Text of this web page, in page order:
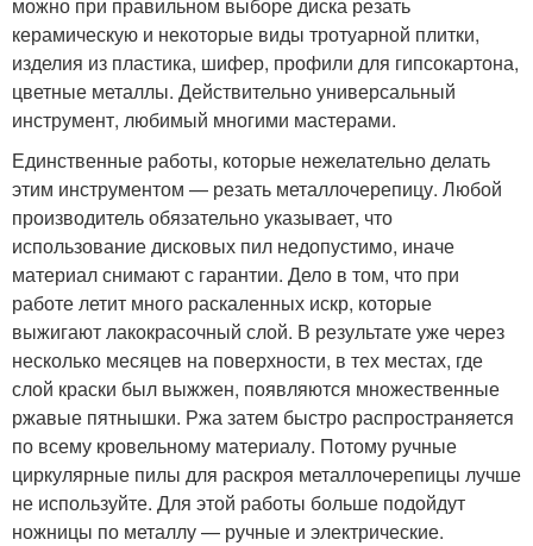
керамическую и некоторые виды тротуарной плитки,
изделия из пластика, шифер, профили для гипсокартона,
цветные металлы. Действительно универсальный
инструмент, любимый многими мастерами.
Единственные работы, которые нежелательно делать
этим инструментом — резать металлочерепицу. Любой
производитель обязательно указывает, что
использование дисковых пил недопустимо, иначе
материал снимают с гарантии. Дело в том, что при
работе летит много раскаленных искр, которые
выжигают лакокрасочный слой. В результате уже через
несколько месяцев на поверхности, в тех местах, где
слой краски был выжжен, появляются множественные
ржавые пятнышки. Ржа затем быстро распространяется
по всему кровельному материалу. Потому ручные
циркулярные пилы для раскроя металлочерепицы лучше
не используйте. Для этой работы больше подойдут
ножницы по металлу — ручные и электрические.